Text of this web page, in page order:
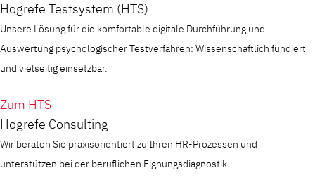
Hogrefe Testsystem (HTS)
Unsere Lösung für die komfortable digitale Durchführung und
Auswertung psychologischer Testverfahren: Wissenschaftlich fundiert
und vielseitig einsetzbar.
Zum HTS
Hogrefe Consulting
Wir beraten Sie praxisorientiert zu Ihren HR-Prozessen und
unterstützen bei der beruflichen Eignungsdiagnostik.